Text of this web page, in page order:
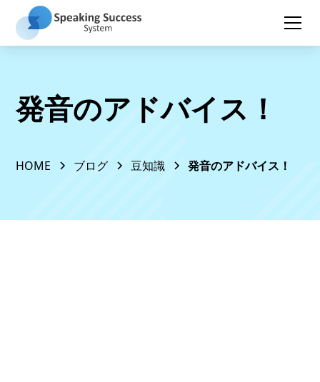
発音のアドバイス！
HOME ブログ 豆知識 発音のアドバイス！